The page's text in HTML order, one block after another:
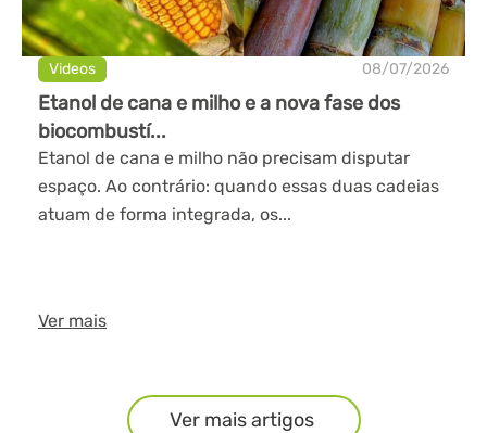
Videos 08/07/2026
Etanol de cana e milho e a nova fase dos
biocombustí...
Etanol de cana e milho não precisam disputar
espaço. Ao contrário: quando essas duas cadeias
atuam de forma integrada, os...
Ver mais
Ver mais artigos